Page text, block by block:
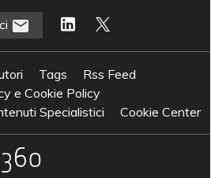
Tags
Rss Feed
e Cookie Policy
Specialistici
Cookie Center